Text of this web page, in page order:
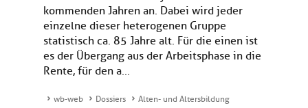
kommenden Jahren an. Dabei wird jeder
einzelne dieser heterogenen Gruppe
statistisch ca. 85 Jahre alt. Für die einen ist
es der Übergang aus der Arbeitsphase in die
Rente, für den a...
wb-web Dossiers Alten- und Altersbildung